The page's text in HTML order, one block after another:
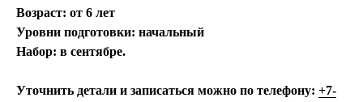
Возраст: от 6 лет
Уровни подготовки: начальный
Набор: в сентябре.
Уточнить детали и записаться можно по телефону: +7-